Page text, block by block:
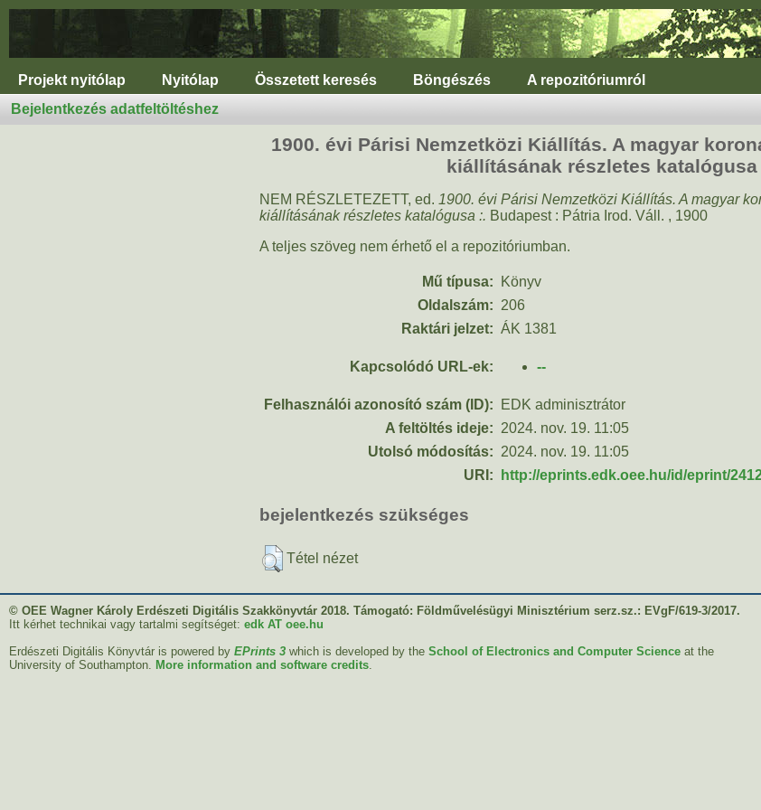
Projekt nyitólap Nyitólap Összetett keresés Böngészés
A repozitóriumról
Bejelentkezés adatfeltöltéshez
1900. évi Párisi Nemzetközi Kiállítás. A magyar
kiállításának részletes katalógusa
NEM RÉSZLETEZETT, ed. 1900. évi Párisi Nemzetközi Kiállítás. A magyar
kiállításának részletes katalógusa :. Budapest : Pátria Irod. Váll. , 1900
A teljes szöveg nem érhető el a repozitóriumban.
Mű típusa:
Könyv
Oldalszám: 206
Raktári jelzet: ÁK 1381
Kapcsolódó URL-ek: --
Felhasználói azonosító szám (ID):
EDK adminisztrátor
A feltöltés ideje: 2024. nov. 19. 11:05
Utolsó módosítás: 2024. nov. 19. 11:05
URI:
http://eprints.edk.oee.hu/id/eprint/
bejelentkezés szükséges
Tétel nézet
© OEE Wagner Károly Erdészeti Digitális Szakkönyvtár 2018. Támogató: Földművelésügyi Minisztérium serz.sz.: EVgF/619-3/2017.
Itt kérhet technikai vagy tartalmi segítséget: edk AT oee.hu
Erdészeti Digitális Könyvtár is powered by EPrints 3 which is developed by the School of Electronics and Computer Science at the
University of Southampton. More information and software credits.